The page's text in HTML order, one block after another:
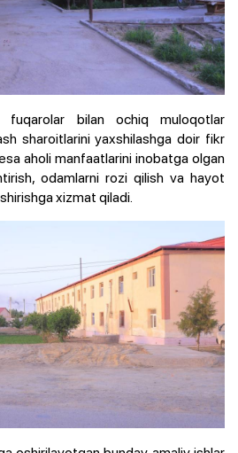
fuqarolar bilan ochiq muloqotlar
sharoitlarini yaxshilashga doir fikr
aholi manfaatlarini inobatga olgan
odamlarni rozi qilish va hayot
xizmat qiladi.